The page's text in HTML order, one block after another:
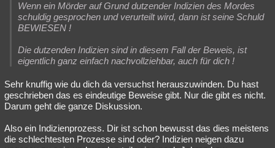
Wenn ein Mörder auf Grund dutzender Indizien des Mordes
schuldig gesprochen und verurteilt wird, dann ist seine Schuld
BEWIESEN !
Die dutzenden Indizien sind in diesem Fall der Beweis, ist
eigentlich ganz einfach nachvollziehbar, auch für dich !
Sehr knuffig wie du dich da versuchst herauszuwinden. Du hast
geschrieben das es eindeutige Beweise gibt. Nur die gibt es nicht.
Darum geht die ganze Diskussion.
Also ein Indizienprozess. Dir ist schon bewusst das dies meistens
die schlechtesten Prozesse sind oder? Indizien neigen dazu